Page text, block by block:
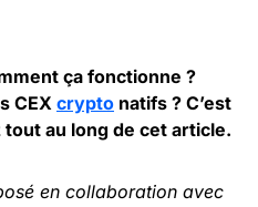
ça fonctionne ?
CEXcrypto natifs ? C’est
au long de cet article.
en collaboration avec